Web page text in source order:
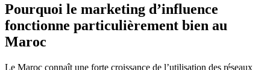
Pourquoi le marketing d’influence
fonctionne particulièrement bien au
Maroc
Le Maroc connaît une forte croissance de l’utilisation des réseaux